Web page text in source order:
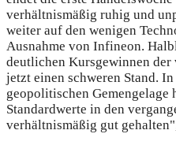
verhältnismäßig ruhig und
weiter auf den wenigen
Ausnahme von Infineon.
deutlichen Kursgewinnen der
jetzt einen schweren Stand.
geopolitischen Gemengelage
Standardwerte in den
verhältnismäßig gut